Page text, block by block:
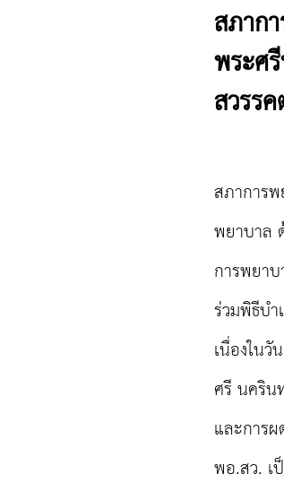
สภาก
พระศ
สวรร
สภาการ
พยาบาล
การพยา
ร่วมพิธีบ
เนื่องใน
ศรี นคริน
และการ
พอ.สว. เ